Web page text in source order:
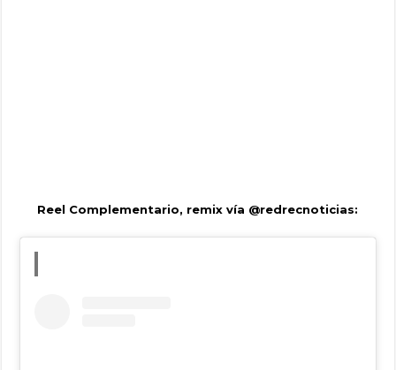
Reel Complementario, remix vía @redrecnoticias: